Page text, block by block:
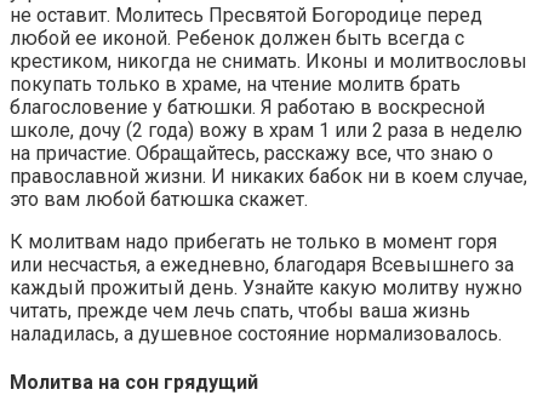
не оставит. Молитесь Пресвятой Богородице перед
любой ее иконой. Ребенок должен быть всегда с
крестиком, никогда не снимать. Иконы и молитвословы
покупать только в храме, на чтение молитв брать
благословение у батюшки. Я работаю в воскресной
школе, дочу (2 года) вожу в храм 1 или 2 раза в неделю
на причастие. Обращайтесь, расскажу все, что знаю о
православной жизни. И никаких бабок ни в коем случае,
это вам любой батюшка скажет.
К молитвам надо прибегать не только в момент горя
или несчастья, а ежедневно, благодаря Всевышнего за
каждый прожитый день. Узнайте какую молитву нужно
читать, прежде чем лечь спать, чтобы ваша жизнь
наладилась, а душевное состояние нормализовалось.
Молитва на сон грядущий